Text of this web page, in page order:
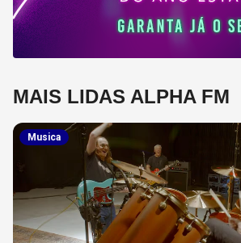
MAIS LIDAS ALPHA FM
Musica